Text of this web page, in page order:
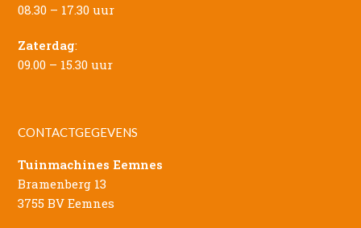
08.30 – 17.30 uur
Zaterdag:
09.00 – 15.30 uur
CONTACTGEGEVENS
Tuinmachines Eemnes
Bramenberg 13
3755 BV Eemnes